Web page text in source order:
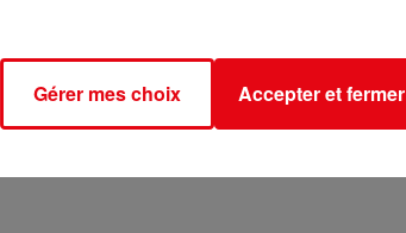
Gérer mes choix Accepter et fermer